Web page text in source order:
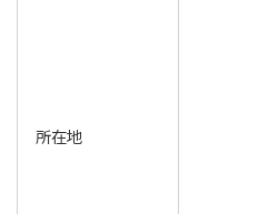
所在地